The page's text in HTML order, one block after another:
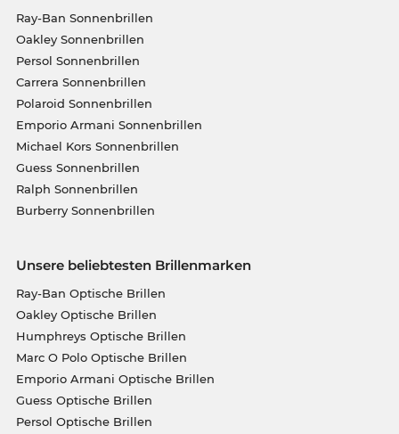
Ray-Ban Sonnenbrillen
Oakley Sonnenbrillen
Persol Sonnenbrillen
Carrera Sonnenbrillen
Polaroid Sonnenbrillen
Emporio Armani Sonnenbrillen
Michael Kors Sonnenbrillen
Guess Sonnenbrillen
Ralph Sonnenbrillen
Burberry Sonnenbrillen
Unsere beliebtesten Brillenmarken
Ray-Ban Optische Brillen
Oakley Optische Brillen
Humphreys Optische Brillen
Marc O Polo Optische Brillen
Emporio Armani Optische Brillen
Guess Optische Brillen
Persol Optische Brillen